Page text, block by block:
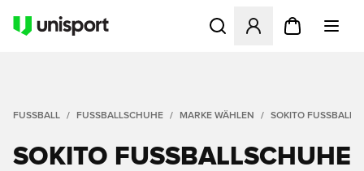
Öffnet ein Fenster zum
FUSSBALL FUSSBALLSCHUHE MARKE WÄHLEN SOKITO
SOKITO FUSSBALLSCHUHE